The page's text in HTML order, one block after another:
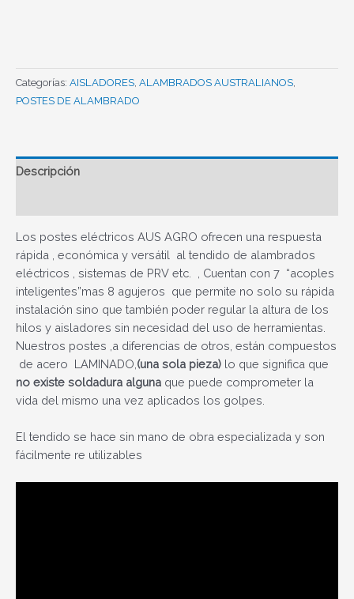
Categorías: AISLADORES, ALAMBRADOS AUSTRALIANOS,
POSTES DE ALAMBRADO
Descripción
Los postes eléctricos AUS AGRO ofrecen una respuesta
rápida , económica y versátil al tendido de alambrados
eléctricos , sistemas de PRV etc. , Cuentan con 7 “acoples
inteligentes”mas 8 agujeros que permite no solo su rápida
instalación sino que también poder regular la altura de los
hilos y aisladores sin necesidad del uso de herramientas.
Nuestros postes ,a diferencias de otros, están compuestos
de acero LAMINADO, (una sola pieza) lo que significa que
no existe soldadura alguna que puede comprometer la
vida del mismo una vez aplicados los golpes.
El tendido se hace sin mano de obra especializada y son
fácilmente re utilizables